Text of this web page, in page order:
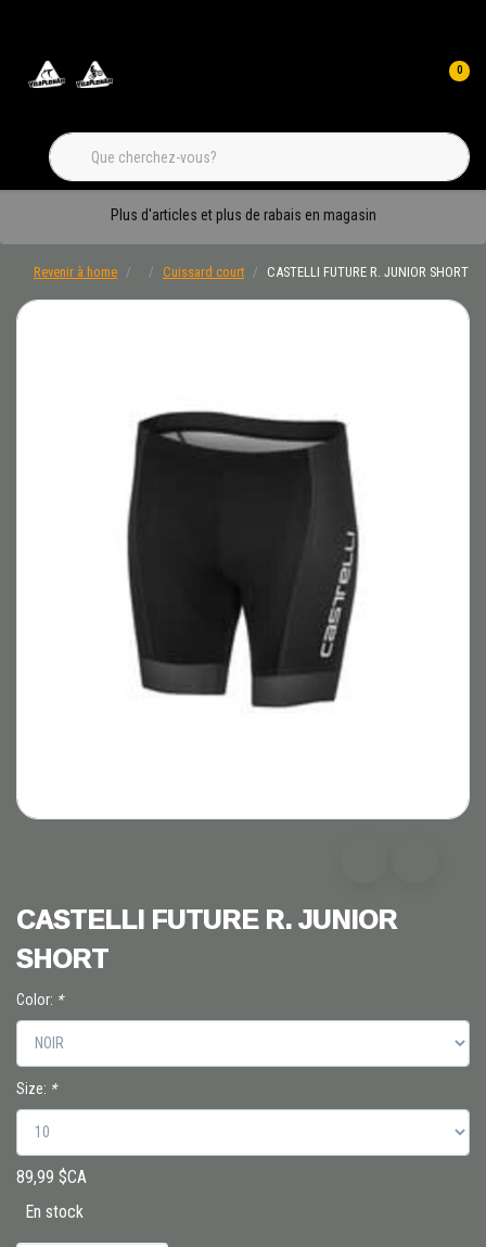
0
Plus d'articles et plus de rabais en magasin
Revenir à home Cuissard court CASTELLI FUTURE R. JUNIOR SHORT
CASTELLI FUTURE R. JUNIOR
SHORT
Color: *
Size: *
89,99 $CA
En stock